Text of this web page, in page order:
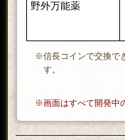
野外万能薬
※信長コインで交換で
す。
※画面はすべて開発中